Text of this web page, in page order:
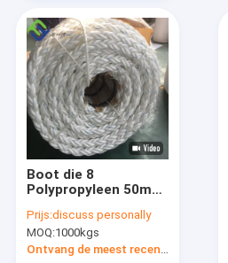
Boot die 8
Polypropyleen 50mm
Kabel voor
Visindustrie
vastleggen
Prijs:discuss personally
MOQ:1000kgs
Ontvang de meest recente Prijs